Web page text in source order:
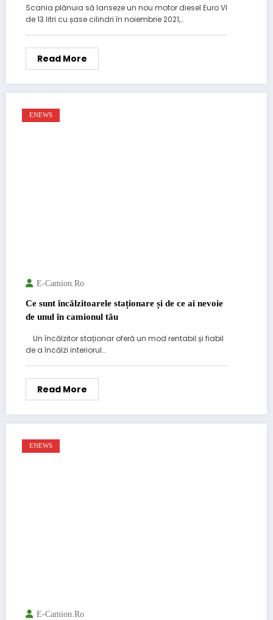
Scania plănuia să lanseze un nou motor diesel Euro VI
de 13 litri cu șase cilindri în noiembrie 2021,…
Read More
ENEWS
E-Camion.ro
Ce sunt încălzitoarele staționare și de ce ai nevoie
de unul în camionul tău
Un încălzitor staționar oferă un mod rentabil și fiabil
de a încălzi interiorul…
Read More
ENEWS
E-Camion.ro